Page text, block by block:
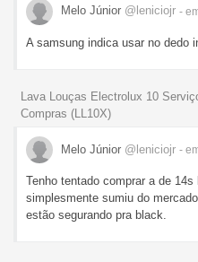
Melo Júnior @leniciojr -
A samsung indica usar no dedo
Lava Louças Electrolux 10
Compras (LL10X)
Melo Júnior @leniciojr -
Tenho tentado comprar a de
simplesmente sumiu do
estão segurando pra black.